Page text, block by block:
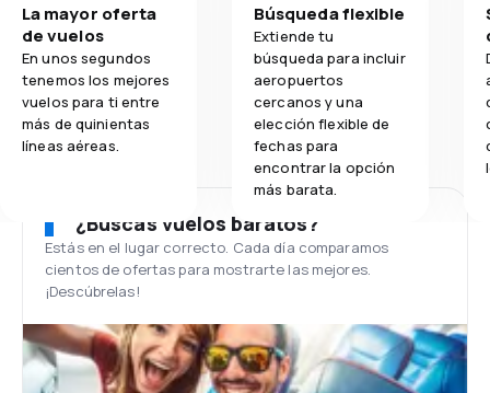
La mayor oferta
de vuelos
En unos segundos
tenemos los mejores
vuelos para ti entre
más de quinientas
líneas aéreas.
Búsqueda flexible
Extiende tu
búsqueda para incluir
aeropuertos
cercanos y una
elección flexible de
fechas para
encontrar la opción
más barata.
¿Buscas vuelos baratos?
Estás en el lugar correcto. Cada día comparamos
cientos de ofertas para mostrarte las mejores.
¡Descúbrelas!